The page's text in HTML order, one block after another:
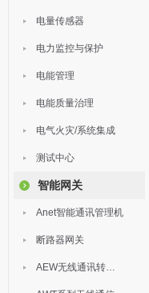
电量传感器
电力监控与保护
电能管理
电能质量治理
电气火灾/系统集成
测试中心
智能网关
Anet智能通讯管理机
断路器网关
AEW无线通讯转换器